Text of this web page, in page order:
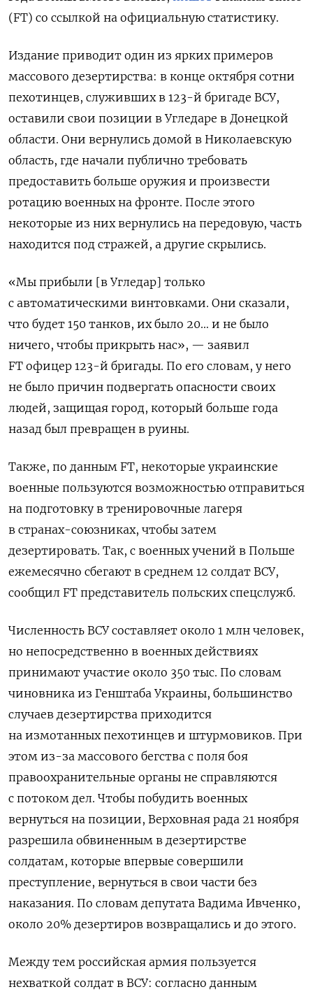
(FT) со ссылкой на официальную статистику.
Издание приводит один из ярких примеров
массового дезертирства: в конце октября сотни
пехотинцев, служивших в 123-й бригаде ВСУ,
оставили свои позиции в Угледаре в Донецкой
области. Они вернулись домой в Николаевскую
область, где начали публично требовать
предоставить больше оружия и произвести
ротацию военных на фронте. После этого
некоторые из них вернулись на передовую, часть
находится под стражей, а другие скрылись.
«Мы прибыли [в Угледар] только
с автоматическими винтовками. Они сказали,
что будет 150 танков, их было 20… и не было
ничего, чтобы прикрыть нас», — заявил
FT офицер 123-й бригады. По его словам, у него
не было причин подвергать опасности своих
людей, защищая город, который больше года
назад был превращен в руины.
Также, по данным FT, некоторые украинские
военные пользуются возможностью отправиться
на подготовку в тренировочные лагеря
в странах-союзниках, чтобы затем
дезертировать. Так, с военных учений в Польше
ежемесячно сбегают в среднем 12 солдат ВСУ,
сообщил FT представитель польских спецслужб.
Численность ВСУ составляет около 1 млн человек,
но непосредственно в военных действиях
принимают участие около 350 тыс. По словам
чиновника из Генштаба Украины, большинство
случаев дезертирства приходится
на измотанных пехотинцев и штурмовиков. При
этом из-за массового бегства с поля боя
правоохранительные органы не справляются
с потоком дел. Чтобы побудить военных
вернуться на позиции, Верховная рада 21 ноября
разрешила обвиненным в дезертирстве
солдатам, которые впервые совершили
преступление, вернуться в свои части без
наказания. По словам депутата Вадима Ивченко,
около 20% дезертиров возвращались и до этого.
Между тем российская армия пользуется
нехваткой солдат в ВСУ: согласно данным